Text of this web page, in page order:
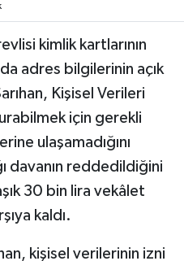
kimlik kartlarının
adres bilgilerinin açık
Kişisel Verileri
için gerekli
ulaşamadığını
davanın reddedildiğini
30 bin lira vekâlet
kaldı.
kişisel verilerinin izni